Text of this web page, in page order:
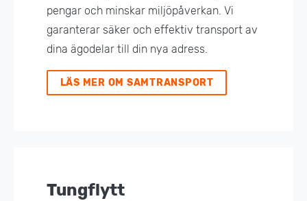
pengar och minskar miljöpåverkan. Vi
garanterar säker och effektiv transport av
dina ägodelar till din nya adress.
LÄS MER OM SAMTRANSPORT
Tungflytt